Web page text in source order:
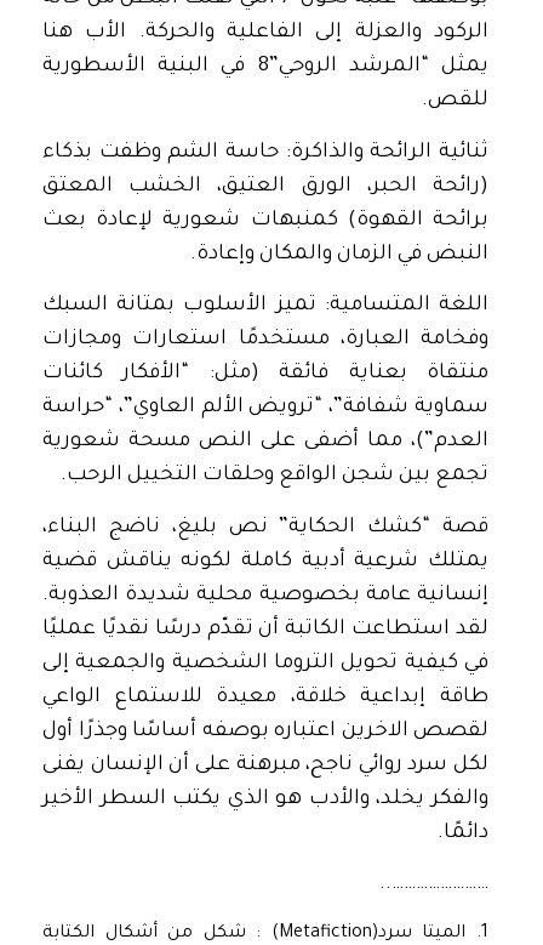
الركود والعزلة إلى الفاعلية والحركة. الأب هنا
يمثل “المرشد الروحي”8 في البنية الأسطورية
للقص.
ثنائية الرائحة والذاكرة: حاسة الشم وظفت بذكاء
(رائحة الحبر، الورق العتيق، الخشب المعتق
برائحة القهوة) كمنبهات شعورية لإعادة بعث
النبض في الزمان والمكان وإعادة.
اللغة المتسامية: تميز الأسلوب بمتانة السبك
وفخامة العبارة، مستخدمًا استعارات ومجازات
منتقاة بعناية فائقة (مثل: “الأفكار كائنات
سماوية شفافة”، “ترويض الألم العاوي”، “حراسة
العدم”)، مما أضفى على النص مسحة شعورية
تجمع بين شجن الواقع وحلقات التخييل الرحب.
قصة “كشك الحكاية” نص بليغ، ناضج البناء،
يمتلك شرعية أدبية كاملة لكونه يناقش قضية
إنسانية عامة بخصوصية محلية شديدة العذوبة.
لقد استطاعت الكاتبة أن تقدّم درسًا نقديًا عمليًا
في كيفية تحويل التروما الشخصية والجمعية إلى
طاقة إبداعية خلاقة، معيدة للاستماع الواعي
لقصص الاخرين اعتباره بوصفه أساسًا وجذرًا أول
لكل سرد روائي ناجح، مبرهنة على أن الإنسان يفنى
والفكر يخلد، والأدب هو الذي يكتب السطر الأخير
دائمًا.
……………………..
1. الميتا سرد(Metafiction) : شكل من أشكال الكتابة